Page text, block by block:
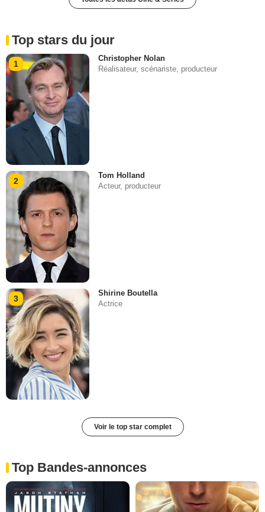
Top stars du jour
1
Christopher Nolan
Réalisateur, scénariste, producteur
2
Tom Holland
Acteur, producteur
3
Shirine Boutella
Actrice
Voir le top star complet
Top Bandes-annonces